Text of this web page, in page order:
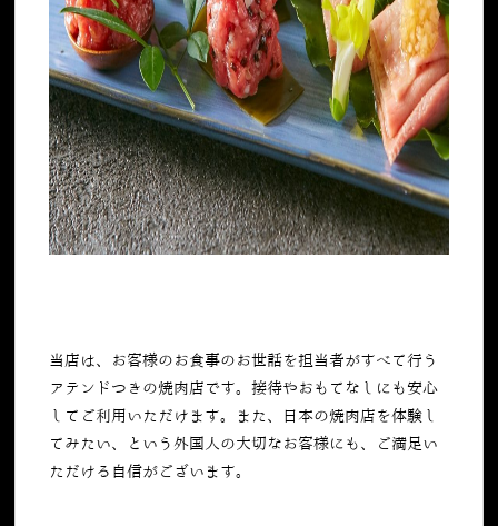
当店は、お客様のお食事のお世話を担当者がすべて行う
アテンドつきの焼肉店です。接待やおもてなしにも安心
してご利用いただけます。また、日本の焼肉店を体験し
てみたい、という外国人の大切なお客様にも、ご満足い
ただける自信がございます。